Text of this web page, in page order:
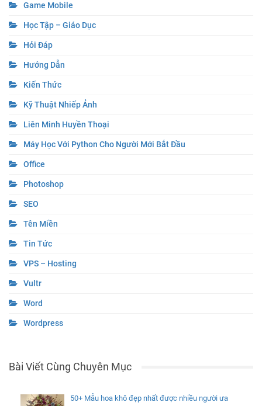
Game Mobile
Học Tập – Giáo Dục
Hỏi Đáp
Hướng Dẫn
Kiến Thức
Kỹ Thuật Nhiếp Ảnh
Liên Minh Huyền Thoại
Máy Học Với Python Cho Người Mới Bắt Đầu
Office
Photoshop
SEO
Tên Miền
Tin Tức
VPS – Hosting
Vultr
Word
Wordpress
Bài Viết Cùng Chuyên Mục
50+ Mẫu hoa khô đẹp nhất được nhiều người ưa